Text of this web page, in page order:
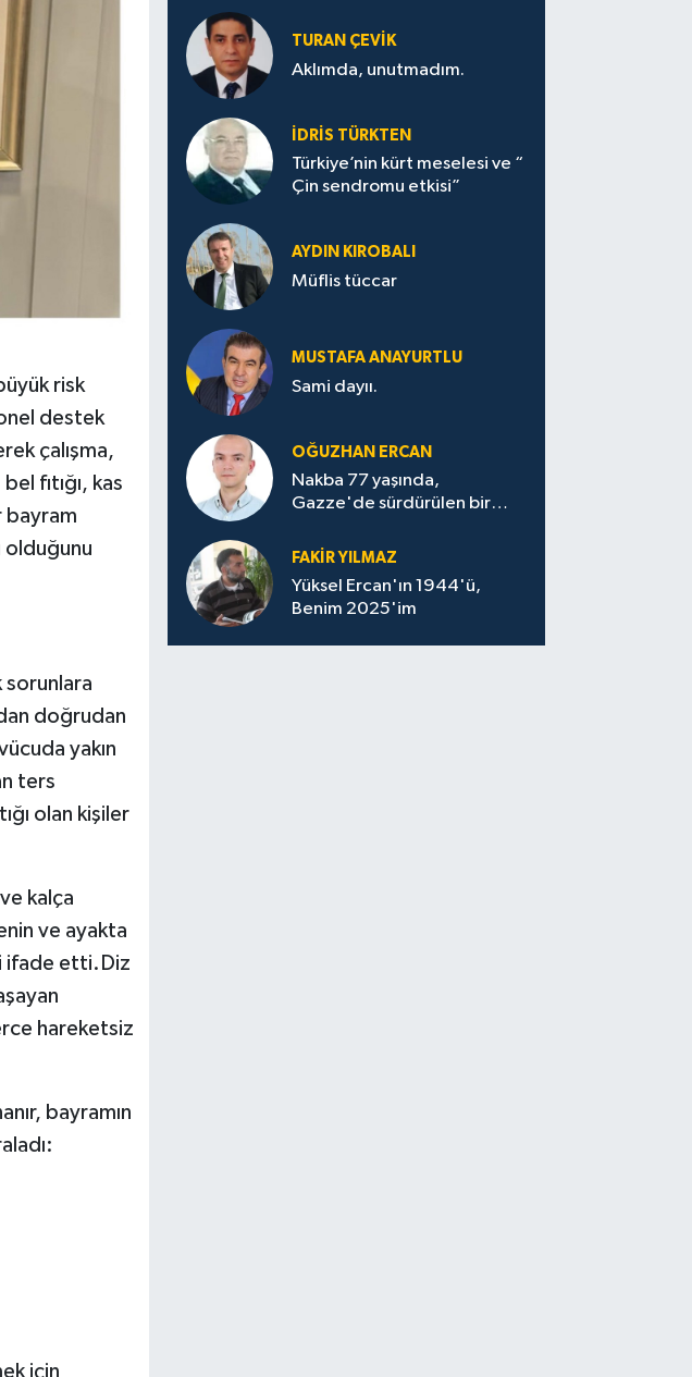
risk
destek
çalışma,
fıtığı, kas
bayram
olduğunu
sorunlara
doğrudan
yakın
ters
olan kişiler
kalça
ve ayakta
ifade etti.Diz
hareketsiz
bayramın
için
TURAN ÇEVİK
Aklımda, unutmadım.
İDRİS TÜRKTEN
Türkiye’nin kürt meselesi ve “
Çin sendromu etkisi”
AYDIN KIROBALI
Müflis tüccar
MUSTAFA ANAYURTLU
Sami dayıı.
OĞUZHAN ERCAN
Nakba 77 yaşında,
Gazze'de sürdürülen bir
FAKİR YILMAZ
Yüksel Ercan'ın 1944'ü,
Benim 2025'im